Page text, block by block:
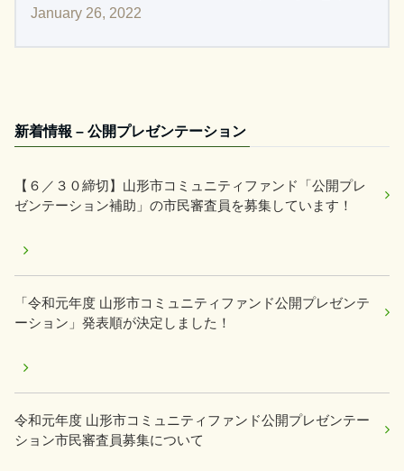
January 26, 2022
新着情報 – 公開プレゼンテーション
【６／３０締切】山形市コミュニティファンド「公開プレ
ゼンテーション補助」の市民審査員を募集しています！
「令和元年度 山形市コミュニティファンド公開プレゼンテ
ーション」発表順が決定しました！
令和元年度 山形市コミュニティファンド公開プレゼンテー
ション市民審査員募集について